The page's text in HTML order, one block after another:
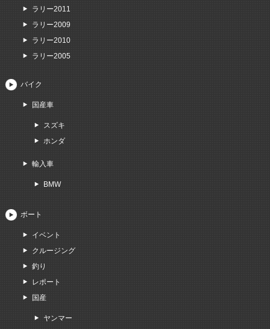
ラリー2011
ラリー2009
ラリー2010
ラリー2005
バイク
国産車
スズキ
ホンダ
輸入車
BMW
ボート
イベント
クルージング
釣り
レポート
国産
ヤンマー